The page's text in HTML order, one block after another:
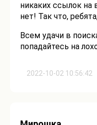
2022-10-02 10:56:42
никаких ссылок
нет! Так что,
Всем удачи в
попадайтесь на